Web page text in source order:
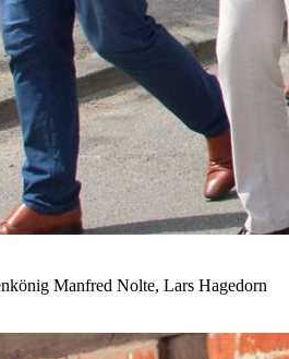
Manfred Nolte, Lars Hagedorn